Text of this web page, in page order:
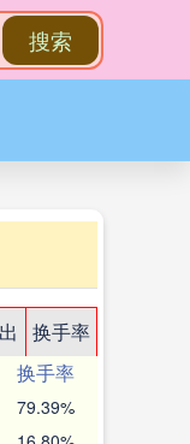
搜索
换手率
换手率
79.39%